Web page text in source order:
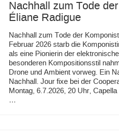
Nachhall zum Tode
Éliane Radigue
Nachhall zum Tode der
Februar 2026 starb die
als eine Pionierin der
besonderen Kompositionsstil
Drone und Ambient vorweg. Ein
Nachhall. Jour fixe bei der
Montag, 6.7.2026, 20 Uhr,
…